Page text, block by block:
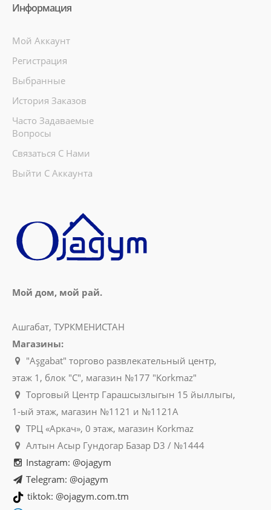
Информация
Мой Аккаунт
Регистрация
Выбранные
История Заказов
Часто Задаваемые
Вопросы
Связаться С Нами
Выйти С Аккаунта
Мой дом, мой рай.
Ашгабат, ТУРКМЕНИСТАН
Магазины:
"Aşgabat" торгово развлекательный центр,
этаж 1, блок "C", магазин №177 "Korkmaz"
Торговый Центр Гарашсызлыгын 15 йыллыгы,
1-ый этаж, магазин №1121 и №1121A
ТРЦ «Аркач», 0 этаж, магазин Korkmaz
Алтын Асыр Гундогар Базар D3 / №1444
Instagram: @ojagym
Telegram: @ojagym
tiktok: @ojagym.com.tm